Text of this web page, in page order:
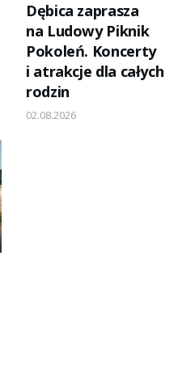
Dębica zaprasza
na Ludowy Piknik
Pokoleń. Koncerty
i atrakcje dla całych
rodzin
02.08.2026